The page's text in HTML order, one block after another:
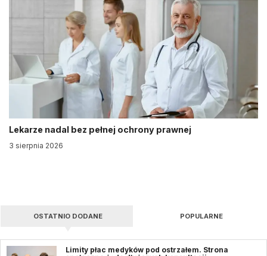
Lekarze nadal bez pełnej ochrony prawnej
3 sierpnia 2026
OSTATNIO DODANE POPULARNE
Limity płac medyków pod ostrzałem. Strona